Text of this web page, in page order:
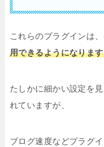
これらのプラグインは、
用できるようになりま
たしかに細かい設定を
れていますが、
ブログ速度などプラグ